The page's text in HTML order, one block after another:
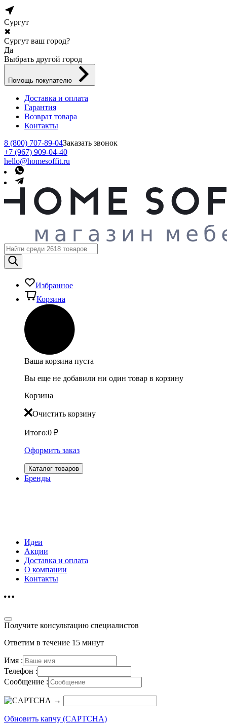
Сургут
✖
Сургут ваш город?
Да
Выбрать другой город
Помощь покупателю
Доставка и оплата
Гарантия
Возврат товара
Контакты
8 (800) 707-89-04Заказать звонок
+7 (967) 909-04-40
hello@homesoffit.ru
Избранное
Корзина
Ваша корзина пуста
Вы еще не добавили ни один товар в корзину
Корзина
Очистить корзину
Итого:0 ₽
Оформить заказ
Каталог товаров
Бренды
Идеи
Акции
Доставка и оплата
О компании
Контакты
Получите консультацию специалистов
Ответим в течение 15 минут
Имя :
Телефон :
Сообщение :
→
Обновить капчу (CAPTCHA)